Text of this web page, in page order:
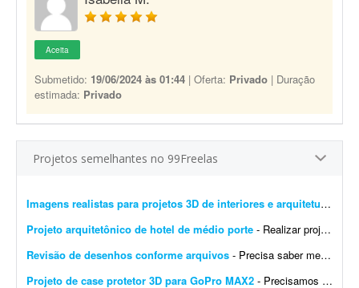
Aceita
Submetido: 19/06/2024 às 01:44 | Oferta: Privado | Duração
estimada: Privado
Projetos semelhantes no 99Freelas
Imagens realistas para projetos 3D de interiores e arquitetura
Projeto arquitetônico de hotel de médio porte - Realizar projeto arquitetônico para hotel de médio porte e entregar os desenhos técnicos realizados em softwares de modelagem CAD/BIM. Você deverá entregar: * Rel...
Revisão de desenhos conforme arquivos - Precisa saber mexer em Autocad, Layout, Sketchup, Excel. Conforme listagem do word dos ajustes solicitados edas fotos dos ajustes feito a mão para passar para cad, layout e excel.
Projeto de case protetor 3D para GoPro MAX2 - Precisamos do projeto 3D de um case protetor rígido para a câmera GoPro MAX2 (360°, 64 × 69,7 × 48,7 mm). O que o case precisa ter: - Envolver todo o corpo da câ...